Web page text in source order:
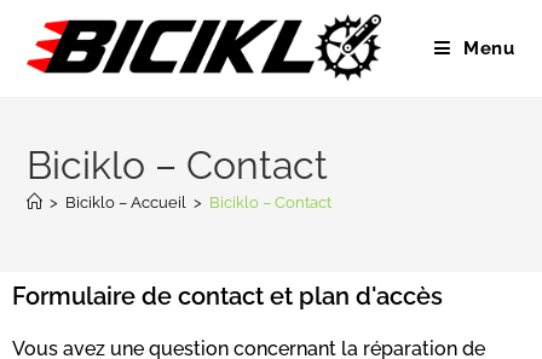
Menu
Biciklo – Contact
> Biciklo – Accueil > Biciklo – Contact
Formulaire de contact et plan d'accès
Vous avez une question concernant la réparation de